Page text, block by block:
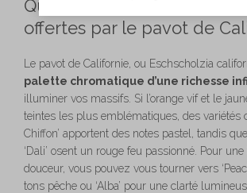
Quelles sont les nuances
offertes par le pavot de
Le pavot de Californie, ou Eschscholzia
palette chromatique d’une richesse
illuminer vos massifs. Si l’orange vif et le
teintes les plus emblématiques, des variétés
Chiffon’ apportent des notes pastel, tandis que
‘Dali’ osent un rouge feu passionné. Pour
douceur, vous pouvez vous tourner vers
tons pêche ou ‘Alba’ pour une clarté